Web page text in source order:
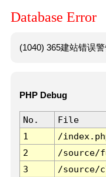
Database Error
(1040) 365建站错误
PHP Debug
No. File
1
/
2
/source/
3
/source/